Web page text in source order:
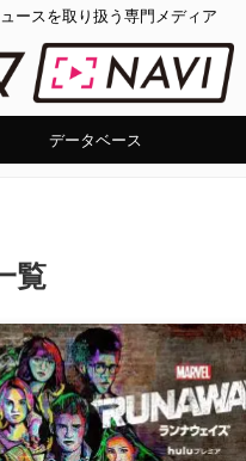
ースを取り扱う専門メディア
データベース
覧